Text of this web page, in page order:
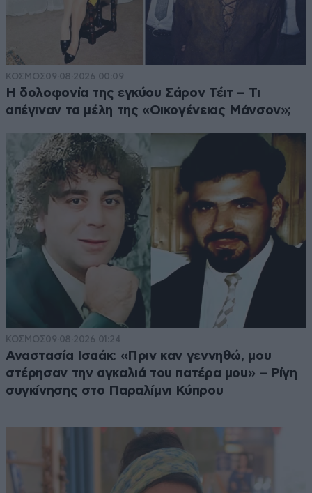
ΚΟΣΜΟΣ09·08·2026 00:09
Η δολοφονία της εγκύου Σάρον Τέιτ – Τι
απέγιναν τα μέλη της «Οικογένειας Μάνσον»;
ΚΟΣΜΟΣ09·08·2026 01:24
Αναστασία Ισαάκ: «Πριν καν γεννηθώ, μου
στέρησαν την αγκαλιά του πατέρα μου» – Ρίγη
συγκίνησης στο Παραλίμνι Κύπρου